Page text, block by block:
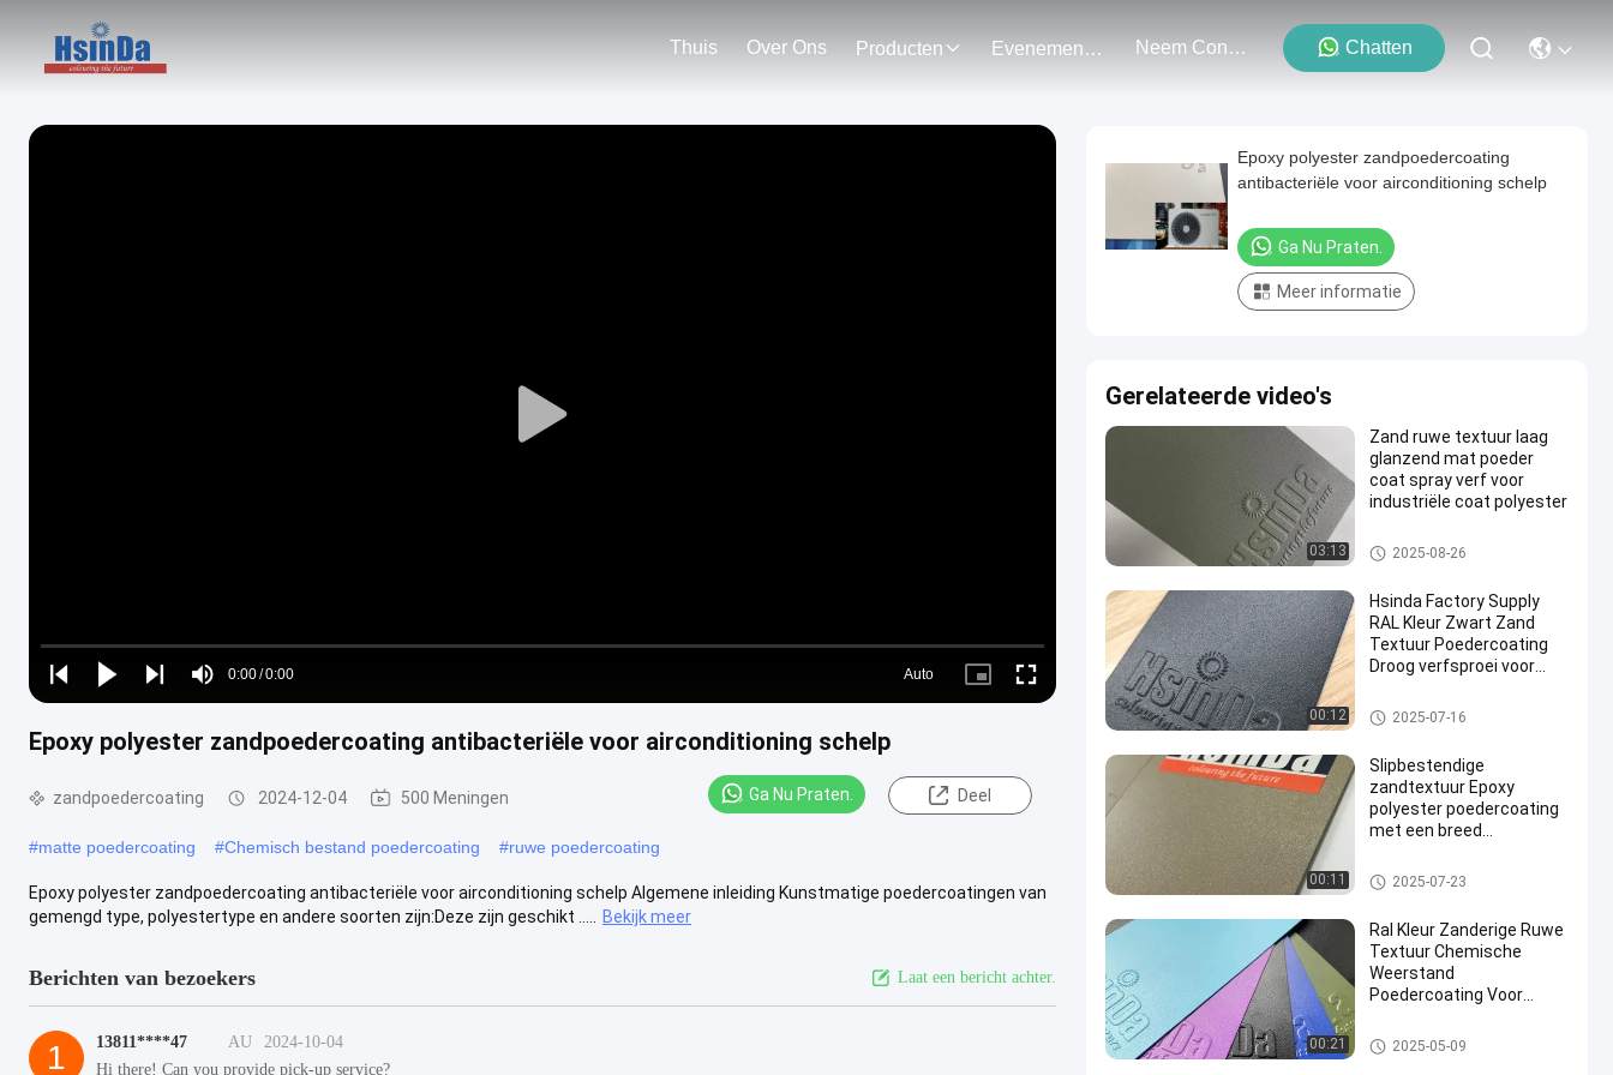
Thuis Over Ons Producten Evenementen Neem Contact Met Ons Op Chatten
Play
Play
Play
Play
Mute
Time
0:00/0:00
Loaded:
0%
Auto
Picture- Fullscreen
Epoxy polyester zandpoedercoating antibacteriële voor airconditioning schelp
zandpoedercoating 2024-12-04 500 Meningen Ga Nu Praten. Deel
#matte poedercoating #Chemisch bestand poedercoating #ruwe poedercoating
Epoxy polyester zandpoedercoating antibacteriële voor airconditioning schelp Algemene inleiding Kunstmatige poedercoatingen van
gemengd type, polyestertype en andere soorten zijn:Deze zijn geschikt .....
Bekijk meer
Berichten van bezoekers Laat een bericht achter.
1 13811****47 AU
2024-10-04
Hi there! Can you provide pick-up service?
Epoxy polyester zandpoedercoating
antibacteriële voor airconditioning schelp
Ga Nu Praten.
Meer informatie
Gerelateerde video's
03:13
Zand ruwe textuur laag
glanzend mat poeder
coat spray verf voor
industriële coat polyester
zandpoedercoating
2025-08-26
00:12
Hsinda Factory Supply
RAL Kleur Zwart Zand
Textuur Poedercoating
Droog verfsproei voor
poedercoat
zandpoedercoating
2025-07-16
00:11
Slipbestendige
zandtextuur Epoxy
polyester poedercoating
met een breed
zandpoedercoating
2025-07-23
00:21
Ral Kleur Zanderige Ruwe
Textuur Chemische
Weerstand
Poedercoating Voor
zandpoedercoating
2025-05-09